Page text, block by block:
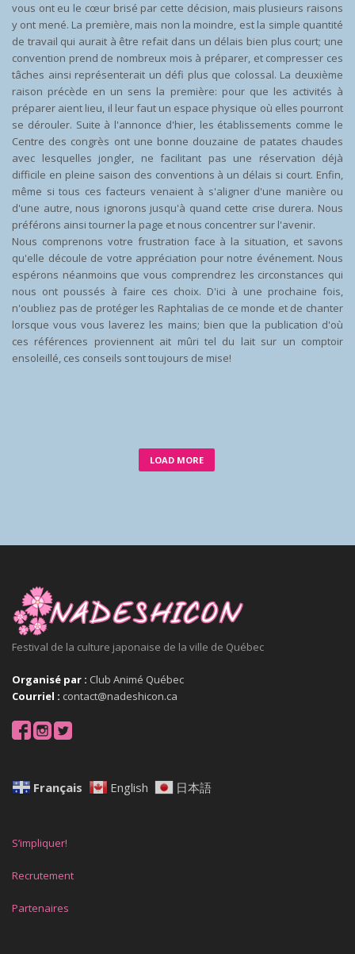
vous ont eu le cœur brisé par cette décision, mais plusieurs raisons
y ont mené. La première, mais non la moindre, est la simple quantité
de travail qui aurait à être refait dans un délais bien plus court; une
convention prend de nombreux mois à préparer, et compresser ces
tâches ainsi représenterait un défi plus que colossal. La deuxième
raison précède en un sens la première: pour que les activités à
préparer aient lieu, il leur faut un espace physique où elles pourront
se dérouler. Suite à l'annonce d'hier, les établissements comme le
Centre des congrès ont une bonne douzaine de patates chaudes
avec lesquelles jongler, ne facilitant pas une réservation déjà
difficile en pleine saison des conventions à un délais si court. Enfin,
même si tous ces facteurs venaient à s'aligner d'une manière ou
d'une autre, nous ignorons jusqu'à quand cette crise durera. Nous
préférons ainsi tourner la page et nous concentrer sur l'avenir.
Nous comprenons votre frustration face à la situation, et savons
qu'elle découle de votre appréciation pour notre événement. Nous
espérons néanmoins que vous comprendrez les circonstances qui
nous ont poussés à faire ces choix. D'ici à une prochaine fois,
n'oubliez pas de protéger les Raphtalias de ce monde et de chanter
lorsque vous vous laverez les mains; bien que la publication d'où
ces références proviennent ait mûri tel du lait sur un comptoir
ensoleillé, ces conseils sont toujours de mise!
LOAD MORE
Festival de la culture japonaise de la ville de Québec
Organisé par : Club Animé Québec
Courriel : contact@nadeshicon.ca
Français English 日本語
S’impliquer!
Recrutement
Partenaires